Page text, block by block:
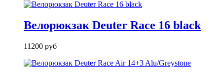
Велорюкзак Deuter Race 16 black
11200 руб